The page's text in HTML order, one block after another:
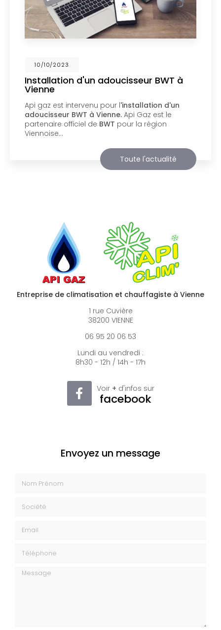
02/10/2023
Nouveau support de communication
web
Api Gaz à Viennevous présente son nouveau
support de communication web réalisé par la
sociétéBIIM COM . Vous souhaitant une
agréable visite, si vous avez besoin…
Toute l'actualité
Entreprise de climatisation et chauffagiste à Vienne
1 rue Cuvière
38200 VIENNE
06 95 20 06 53
Lundi au vendredi :
8h30 - 12h / 14h - 17h
Voir + d'infos sur
facebook
Envoyez un message
Message